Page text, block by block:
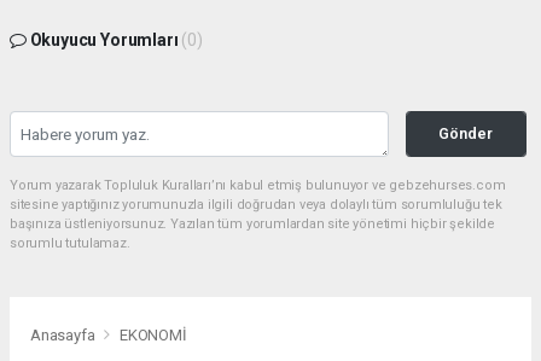
Okuyucu Yorumları (0)
Gönder
Yorum yazarak Topluluk Kuralları’nı kabul etmiş bulunuyor ve gebzehurses.com
sitesine yaptığınız yorumunuzla ilgili doğrudan veya dolaylı tüm sorumluluğu tek
başınıza üstleniyorsunuz. Yazılan tüm yorumlardan site yönetimi hiçbir şekilde
sorumlu tutulamaz.
Anasayfa EKONOMİ